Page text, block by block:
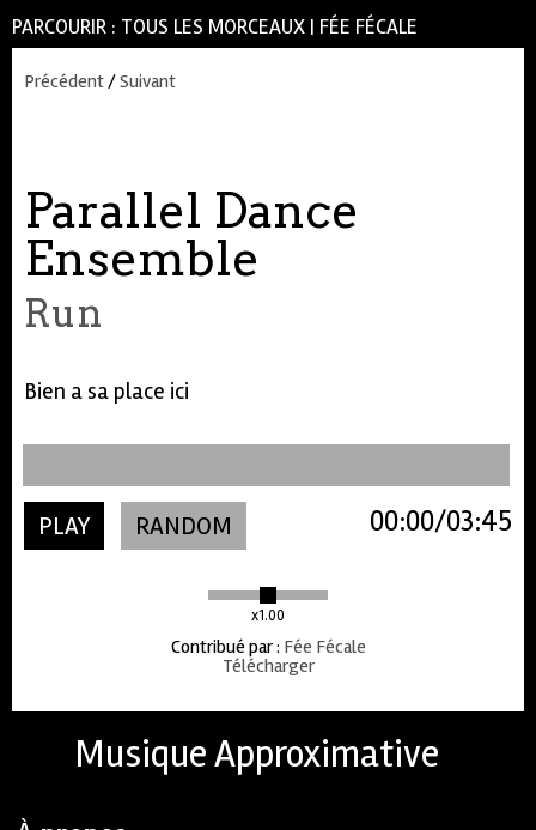
PARCOURIR : TOUS LES MORCEAUX | FÉE FÉCALE
Précédent/Suivant
Parallel Dance
Ensemble
Run
Bien a sa place ici
PLAY RANDOM
x1.00
03:45
00:00
Contribué par: Fée Fécale
Télécharger
Musique Approximative